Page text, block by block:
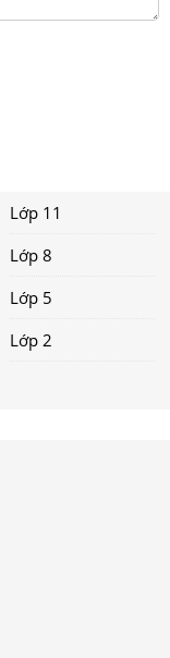
Lớp 11
Lớp 8
Lớp 5
Lớp 2